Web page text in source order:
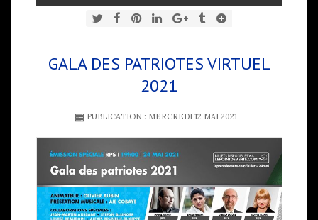
GALA DES PATRIOTES VIRTUEL
2021
PUBLICATION : MERCREDI 12 MAI 2021